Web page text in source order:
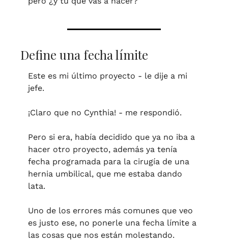
Define una fecha límite
Este es mi último proyecto - le dije a mi
jefe.
¡Claro que no Cynthia! - me respondió.
Pero si era, había decidido que ya no iba a
hacer otro proyecto, además ya tenía
fecha programada para la cirugía de una
hernia umbilical, que me estaba dando
lata.
Uno de los errores más comunes que veo
es justo ese, no ponerle una fecha límite a
las cosas que nos están molestando.